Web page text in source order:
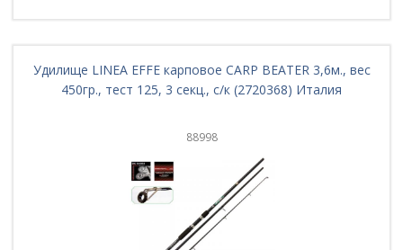
Удилище LINEA EFFE карповое CARP BEATER 3,6м., вес
450гр., тест 125, 3 секц., с/к (2720368) Италия
88998